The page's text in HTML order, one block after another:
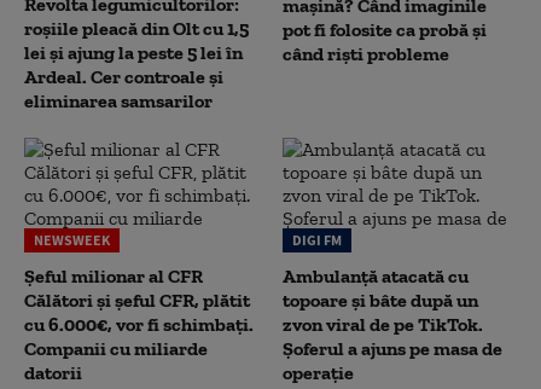
roșiile pleacă din Olt cu 1,5
lei și ajung la peste 5 lei în
Ardeal. Cer controale și
eliminarea samsarilor
mașină? Când imaginile
pot fi folosite ca probă și
când riști probleme
NEWSWEEK
Șeful milionar al CFR
Călători și șeful CFR, plătit
cu 6.000€, vor fi schimbați.
Companii cu miliarde
datorii
DIGI FM
Ambulanță atacată cu
topoare și bâte după un
zvon viral de pe TikTok.
Șoferul a ajuns pe masa de
operație